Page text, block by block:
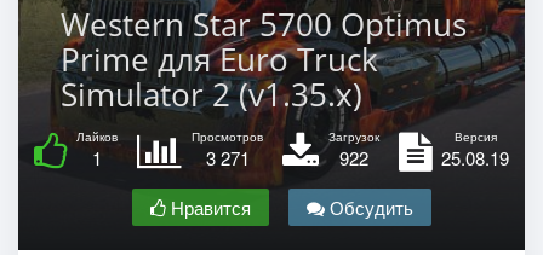
Western Star 5700 Optimus
Prime для Euro Truck
Simulator 2 (v1.35.x)
Лайков
1
Просмотров
3 271
Загрузок
922
Версия
25.08.19
Нравится
Обсудить